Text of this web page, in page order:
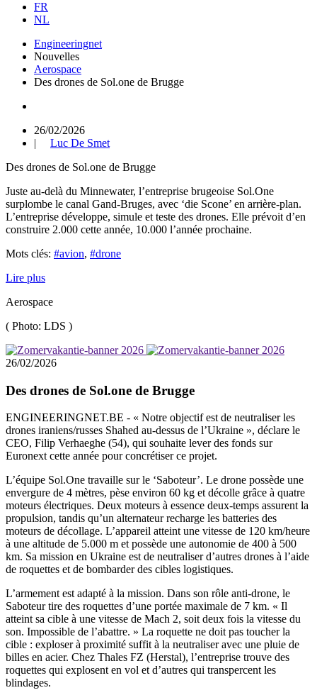
FR
NL
Engineeringnet
Nouvelles
Aerospace
Des drones de Sol.one de Brugge
26/02/2026
| Luc De Smet
Des drones de Sol.one de Brugge
Juste au-delà du Minnewater, l’entreprise brugeoise Sol.One
surplombe le canal Gand-Bruges, avec ‘die Scone’ en arrière-plan.
L’entreprise développe, simule et teste des drones. Elle prévoit d’en
construire 2.000 cette année, 10.000 l’année prochaine.
Mots clés: #avion, #drone
Lire plus
Aerospace
( Photo: LDS )
26/02/2026
Des drones de Sol.one de Brugge
ENGINEERINGNET.BE - « Notre objectif est de neutraliser les
drones iraniens/russes Shahed au-dessus de l’Ukraine », déclare le
CEO, Filip Verhaeghe (54), qui souhaite lever des fonds sur
Euronext cette année pour concrétiser ce projet.
L’équipe Sol.One travaille sur le ‘Saboteur’. Le drone possède une
envergure de 4 mètres, pèse environ 60 kg et décolle grâce à quatre
moteurs électriques. Deux moteurs à essence deux-temps assurent la
propulsion, tandis qu’un alternateur recharge les batteries des
moteurs de décollage. L’appareil atteint une vitesse de 120 km/heure
à une altitude de 5.000 m et possède une autonomie de 400 à 500
km. Sa mission en Ukraine est de neutraliser d’autres drones à l’aide
de roquettes et de bombarder des cibles logistiques.
L’armement est adapté à la mission. Dans son rôle anti-drone, le
Saboteur tire des roquettes d’une portée maximale de 7 km. « Il
atteint sa cible à une vitesse de Mach 2, soit deux fois la vitesse du
son. Impossible de l’abattre. » La roquette ne doit pas toucher la
cible : exploser à proximité suffit à la neutraliser avec une pluie de
billes en acier. Chez Thales FZ (Herstal), l’entreprise trouve des
roquettes qui explosent en vol et d’autres qui transpercent les
blindages.